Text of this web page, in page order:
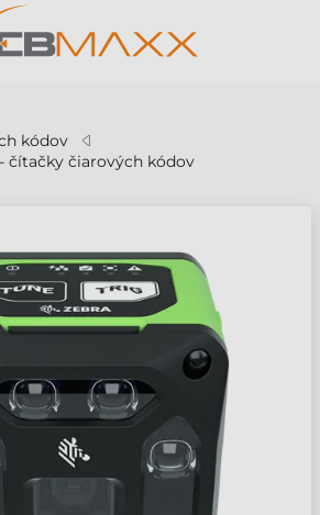
kódov
čítačky čiarových kódov